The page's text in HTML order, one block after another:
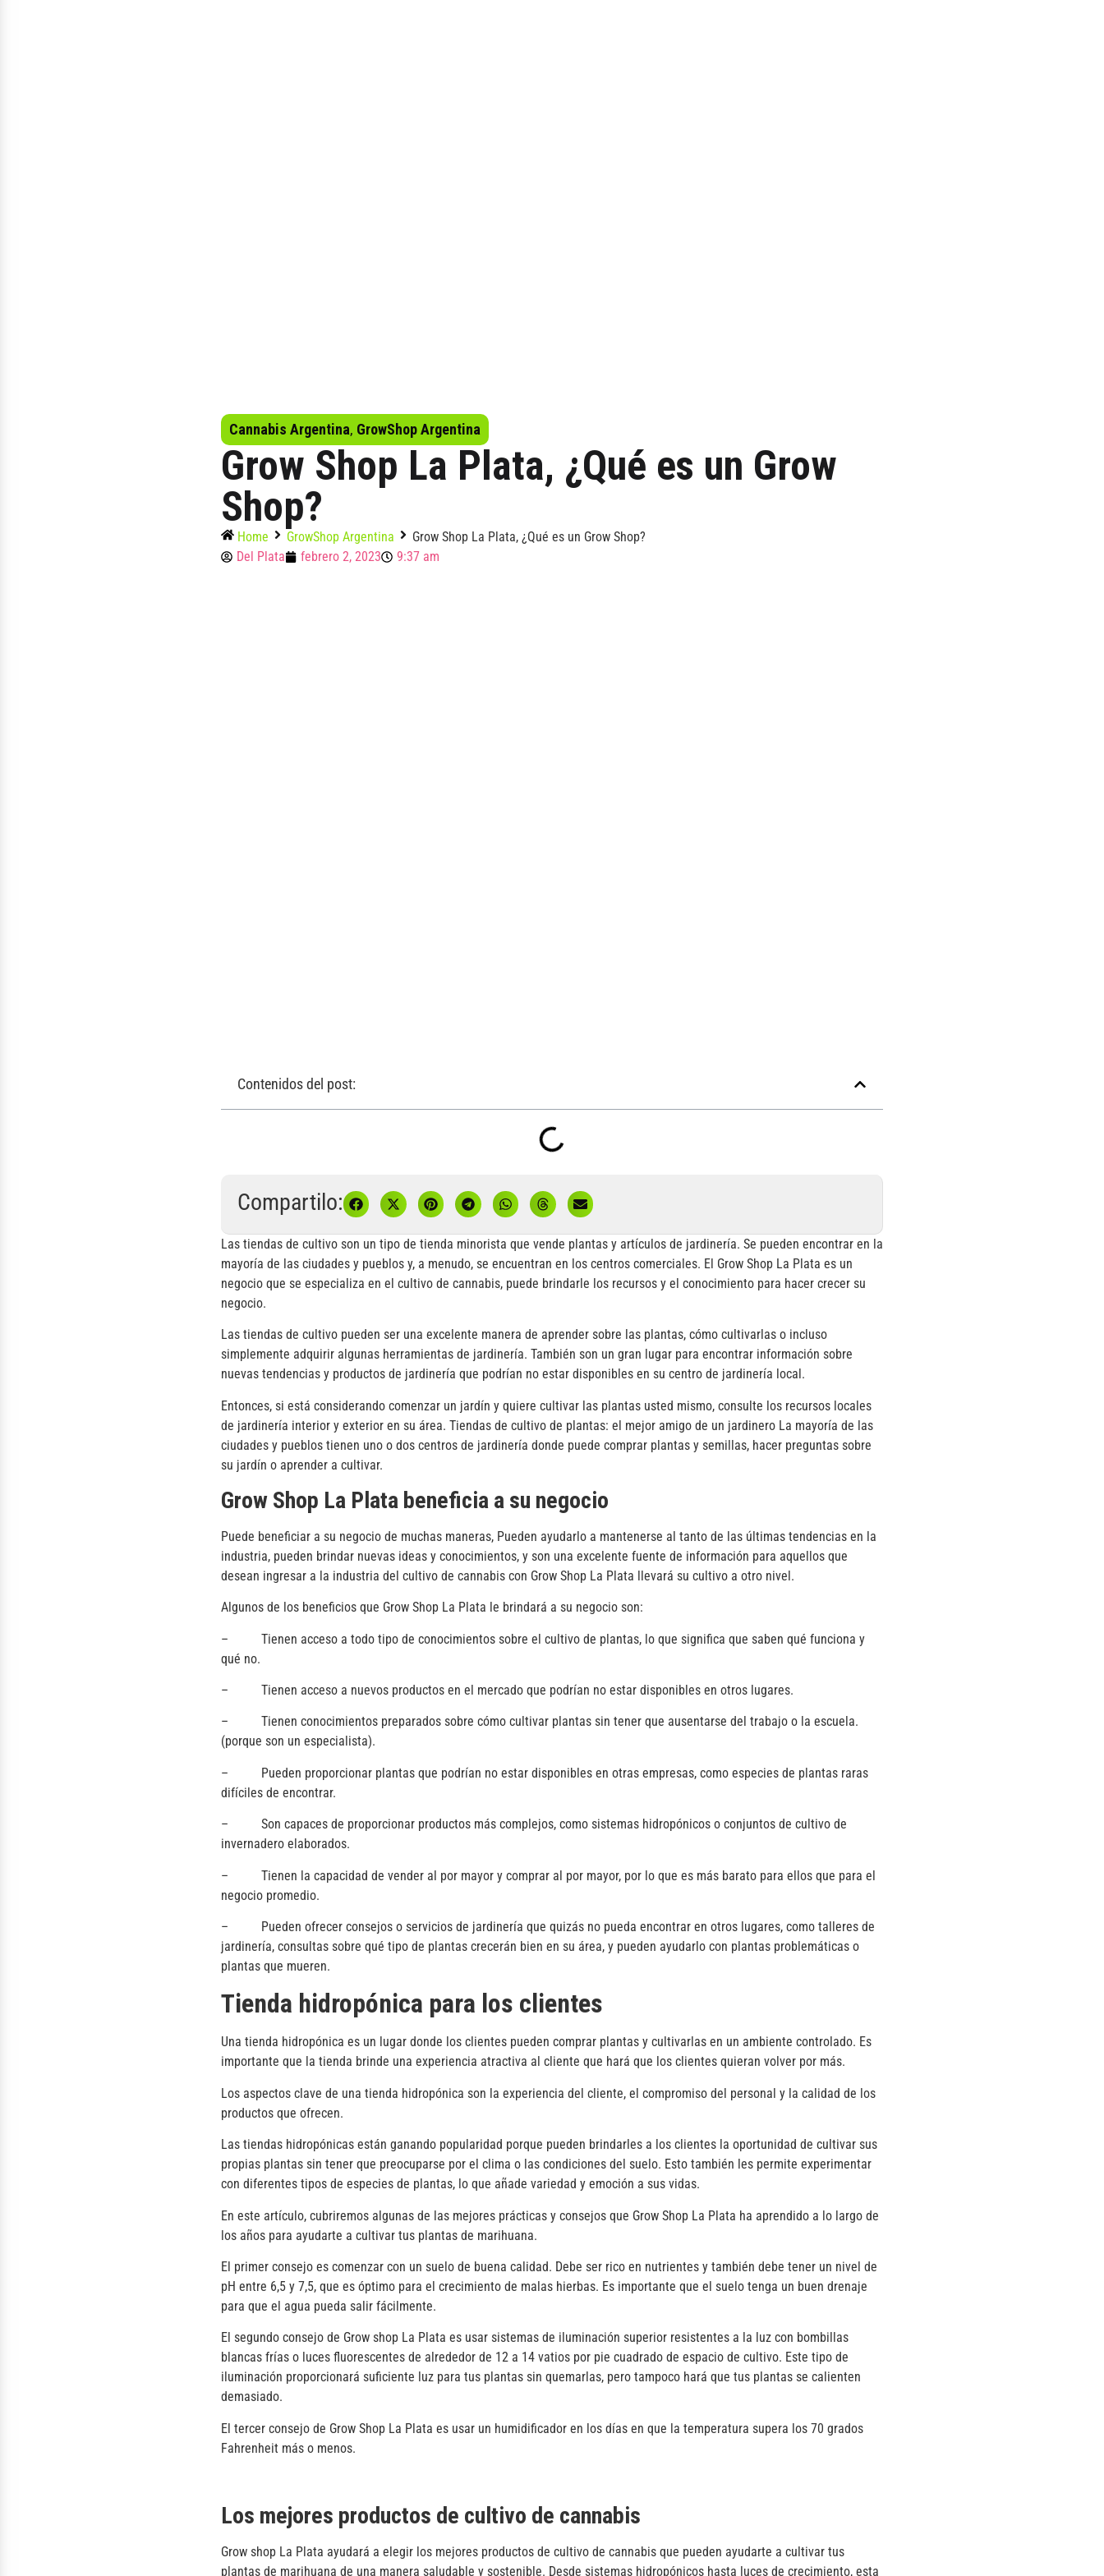
Cannabis Argentina, GrowShop Argentina
Grow Shop La Plata, ¿Qué es un Grow
Shop?
Home GrowShop Argentina
Grow Shop La Plata, ¿Qué es un Grow Shop?
Del Plata
febrero 2, 2023 9:37 am
Contenidos del post:
Compartilo:
Las tiendas de cultivo son un tipo de tienda minorista que vende plantas y artículos de jardinería. Se pueden encontrar en la
mayoría de las ciudades y pueblos y, a menudo, se encuentran en los centros comerciales. El Grow Shop La Plata es un
negocio que se especializa en el cultivo de cannabis, puede brindarle los recursos y el conocimiento para hacer crecer su
negocio.
Las tiendas de cultivo pueden ser una excelente manera de aprender sobre las plantas, cómo cultivarlas o incluso
simplemente adquirir algunas herramientas de jardinería. También son un gran lugar para encontrar información sobre
nuevas tendencias y productos de jardinería que podrían no estar disponibles en su centro de jardinería local.
Entonces, si está considerando comenzar un jardín y quiere cultivar las plantas usted mismo, consulte los recursos locales
de jardinería interior y exterior en su área. Tiendas de cultivo de plantas: el mejor amigo de un jardinero La mayoría de las
ciudades y pueblos tienen uno o dos centros de jardinería donde puede comprar plantas y semillas, hacer preguntas sobre
su jardín o aprender a cultivar.
Grow Shop La Plata beneficia a su negocio
Puede beneficiar a su negocio de muchas maneras, Pueden ayudarlo a mantenerse al tanto de las últimas tendencias en la
industria, pueden brindar nuevas ideas y conocimientos, y son una excelente fuente de información para aquellos que
desean ingresar a la industria del cultivo de cannabis con Grow Shop La Plata llevará su cultivo a otro nivel.
Algunos de los beneficios que Grow Shop La Plata le brindará a su negocio son:
– Tienen acceso a todo tipo de conocimientos sobre el cultivo de plantas, lo que significa que saben qué funciona y
qué no.
– Tienen acceso a nuevos productos en el mercado que podrían no estar disponibles en otros lugares.
– Tienen conocimientos preparados sobre cómo cultivar plantas sin tener que ausentarse del trabajo o la escuela.
(porque son un especialista).
– Pueden proporcionar plantas que podrían no estar disponibles en otras empresas, como especies de plantas raras
difíciles de encontrar.
– Son capaces de proporcionar productos más complejos, como sistemas hidropónicos o conjuntos de cultivo de
invernadero elaborados.
– Tienen la capacidad de vender al por mayor y comprar al por mayor, por lo que es más barato para ellos que para el
negocio promedio.
– Pueden ofrecer consejos o servicios de jardinería que quizás no pueda encontrar en otros lugares, como talleres de
jardinería, consultas sobre qué tipo de plantas crecerán bien en su área, y pueden ayudarlo con plantas problemáticas o
plantas que mueren.
Tienda hidropónica para los clientes
Una tienda hidropónica es un lugar donde los clientes pueden comprar plantas y cultivarlas en un ambiente controlado. Es
importante que la tienda brinde una experiencia atractiva al cliente que hará que los clientes quieran volver por más.
Los aspectos clave de una tienda hidropónica son la experiencia del cliente, el compromiso del personal y la calidad de los
productos que ofrecen.
Las tiendas hidropónicas están ganando popularidad porque pueden brindarles a los clientes la oportunidad de cultivar sus
propias plantas sin tener que preocuparse por el clima o las condiciones del suelo. Esto también les permite experimentar
con diferentes tipos de especies de plantas, lo que añade variedad y emoción a sus vidas.
En este artículo, cubriremos algunas de las mejores prácticas y consejos que Grow Shop La Plata ha aprendido a lo largo de
los años para ayudarte a cultivar tus plantas de marihuana.
El primer consejo es comenzar con un suelo de buena calidad. Debe ser rico en nutrientes y también debe tener un nivel de
pH entre 6,5 y 7,5, que es óptimo para el crecimiento de malas hierbas. Es importante que el suelo tenga un buen drenaje
para que el agua pueda salir fácilmente.
El segundo consejo de Grow shop La Plata es usar sistemas de iluminación superior resistentes a la luz con bombillas
blancas frías o luces fluorescentes de alrededor de 12 a 14 vatios por pie cuadrado de espacio de cultivo. Este tipo de
iluminación proporcionará suficiente luz para tus plantas sin quemarlas, pero tampoco hará que tus plantas se calienten
demasiado.
El tercer consejo de Grow Shop La Plata es usar un humidificador en los días en que la temperatura supera los 70 grados
Fahrenheit más o menos.
Los mejores productos de cultivo de cannabis
Grow shop La Plata ayudará a elegir los mejores productos de cultivo de cannabis que pueden ayudarte a cultivar tus
plantas de marihuana de una manera saludable y sostenible. Desde sistemas hidropónicos hasta luces de crecimiento, esta